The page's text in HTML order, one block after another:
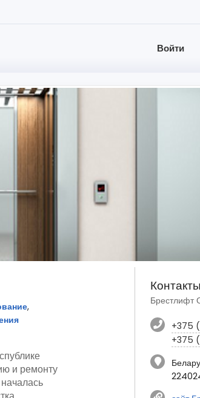
Войти
,
и ремонту
Контакты
Брестлифт
+375
+375